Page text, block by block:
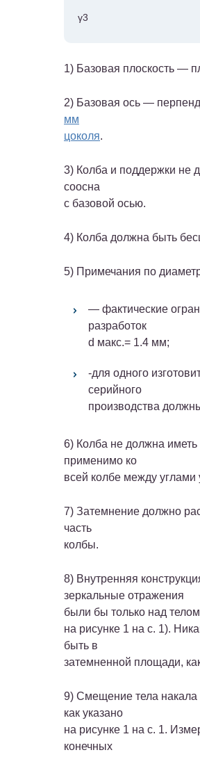
γ3
1) Базовая плоскость —
2) Базовая ось —
мм
цоколя.
3) Колба и поддержки не
соосна
с базовой осью.
4) Колба должна быть
5) Примечания по
— фактические
разработок
d макс.= 1.4 мм;
-для одного
серийного
производства
6) Колба не должна иметь
применимо ко
всей колбе между углами
7) Затемнение должно
часть
колбы.
8) Внутренняя
зеркальные отражения
были бы только над
на рисунке 1 на с. 1).
быть в
затемненной площади,
9) Смещение тела накала
как указано
на рисунке 1 на с. 1.
конечных